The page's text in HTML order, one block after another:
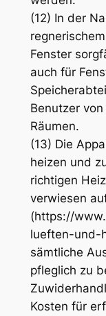
(12) In der
Fenster
auch für
Benutzer
Räumen.
(13) Die
heizen und
richtigen
verwiesen
(https://
lueften-und-
sämtliche
pfleglich zu
Kosten für